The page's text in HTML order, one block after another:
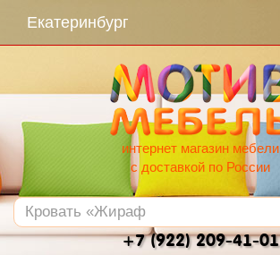
Екатеринбург
интернет магазин мебели
с доставкой по России
+7 (922) 209-41-01